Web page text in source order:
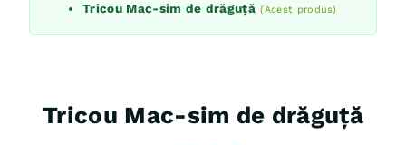
Tricou Mac-sim de drăguță (Acest produs)
Tricou Mac-sim de drăguță